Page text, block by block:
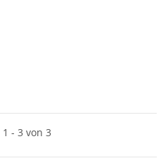
- 3 von 3